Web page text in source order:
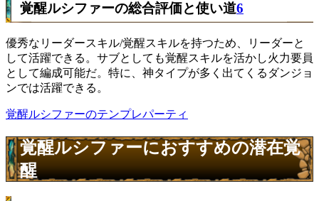
覚醒ルシファーの総合評価と使い道6
優秀なリーダースキル/覚醒スキルを持つため、リーダーと
して活躍できる。サブとしても覚醒スキルを活かし火力要員
として編成可能だ。特に、神タイプが多く出てくるダンジョ
ンでは活躍できる。
覚醒ルシファーのテンプレパーティ
覚醒ルシファーにおすすめの潜在覚
醒